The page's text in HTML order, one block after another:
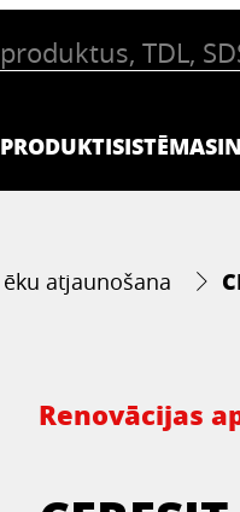
PRODUKTISISTĒMAS
atjaunošana
Renovācijas